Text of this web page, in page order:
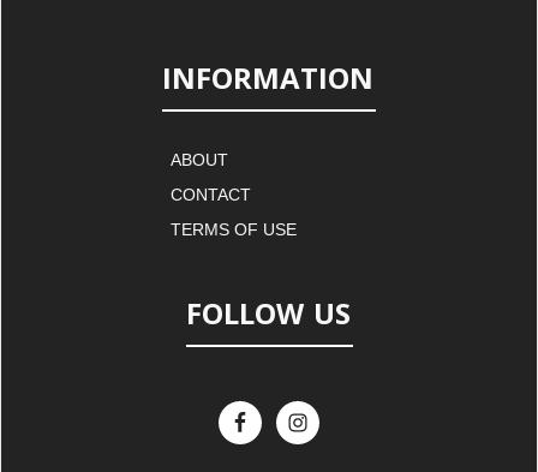
INFORMATION
ABOUT
CONTACT
TERMS OF USE
FOLLOW US